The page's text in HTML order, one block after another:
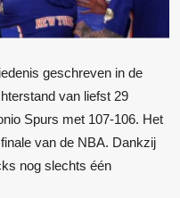
geschreven in de
van liefst 29
Spurs met 107-106. Het
van de NBA. Dankzij
nog slechts één